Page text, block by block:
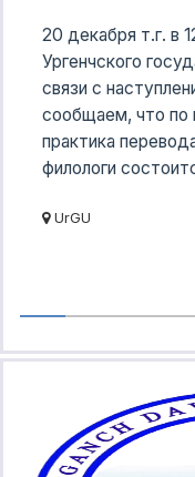
20 декабря т.г. в
Ургенчского
связи с
сообщаем, что по
практика
филологи
UrGU